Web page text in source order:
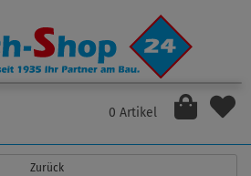
0 Artikel
Zurück